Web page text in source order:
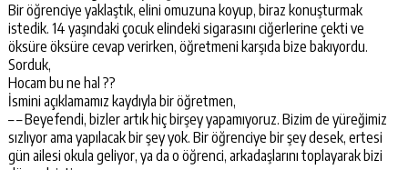
Bir öğrenciye yaklaştık, elini omuzuna koyup, biraz konuşturmak
istedik. 14 yaşındaki çocuk elindeki sigarasını ciğerlerine çekti ve
öksüre öksüre cevap verirken, öğretmeni karşıda bize bakıyordu.
Sorduk,
Hocam bu ne hal ??
İsmini açıklamamız kaydıyla bir öğretmen,
– – Beyefendi, bizler artık hiç birşey yapamıyoruz. Bizim de yüreğimiz
sızlıyor ama yapılacak bir şey yok. Bir öğrenciye bir şey desek, ertesi
gün ailesi okula geliyor, ya da o öğrenci, arkadaşlarını toplayarak bizi